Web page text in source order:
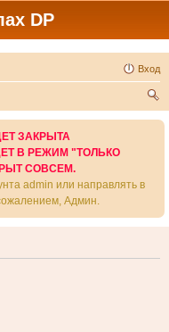
DP
Вход
ЗАКРЫТА
В РЕЖИМ "ТОЛЬКО
СОВСЕМ.
admin или направлять в
Админ.